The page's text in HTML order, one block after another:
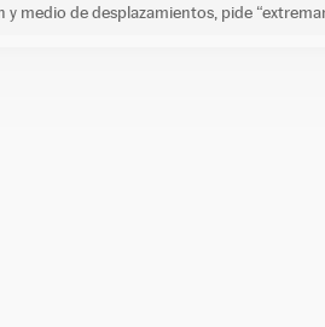
medio de desplazamientos, pide